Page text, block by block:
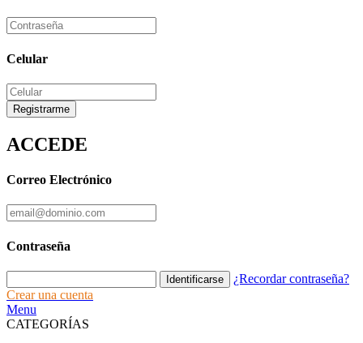
Celular
Registrarme
ACCEDE
Correo Electrónico
Contraseña
¿Recordar contraseña?
Crear una cuenta
Menu
CATEGORÍAS